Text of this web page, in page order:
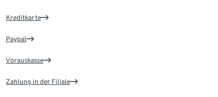
Kreditkarte
Paypal
Vorauskasse
Zahlung in der Filiale